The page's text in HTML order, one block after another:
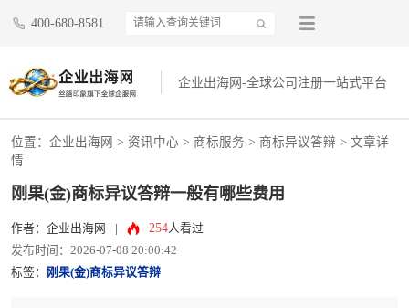
400-680-8581
企业出海网-全球公司注册一站式平台
位置： 企业出海网 > 资讯中心 > 商标服务 > 商标异议答辩 > 文章详
情
刚果(金)商标异议答辩一般有哪些费用
作者：企业出海网 254人看过
发布时间：2026-07-08 20:00:42
标签：
刚果(金)商标异议答辩